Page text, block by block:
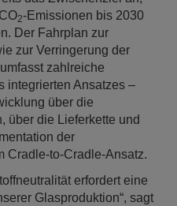
2-Emissionen bis 2030
Der Fahrplan zur
zur Verringerung der
zahlreiche
integrierten Ansatzes –
über die
über die Lieferkette und
der
Cradle-to-Cradle-Ansatz.
erfordert eine
Glasproduktion“, sagt